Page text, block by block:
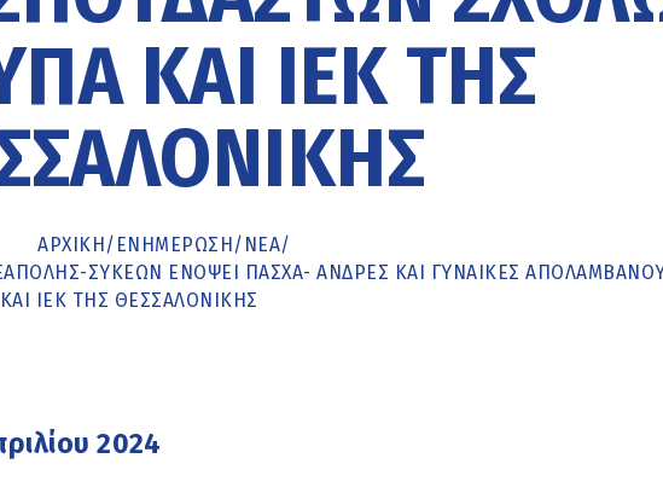
ΚΑΙ ΙΕΚ ΤΗΣ
ΑΡΧΙΚΉ/ ΕΝΗΜΈΡΩΣΗ/ ΝΕΑ/
ΣΥΚΕΏΝ ΕΝΌΨΕΙ ΠΆΣΧΑ- ΆΝΔΡΕΣ ΚΑΙ ΓΥΝΑΊΚΕΣ
ΙΕΚ ΤΗΣ ΘΕΣΣΑΛΟΝΊΚΗΣ
2024